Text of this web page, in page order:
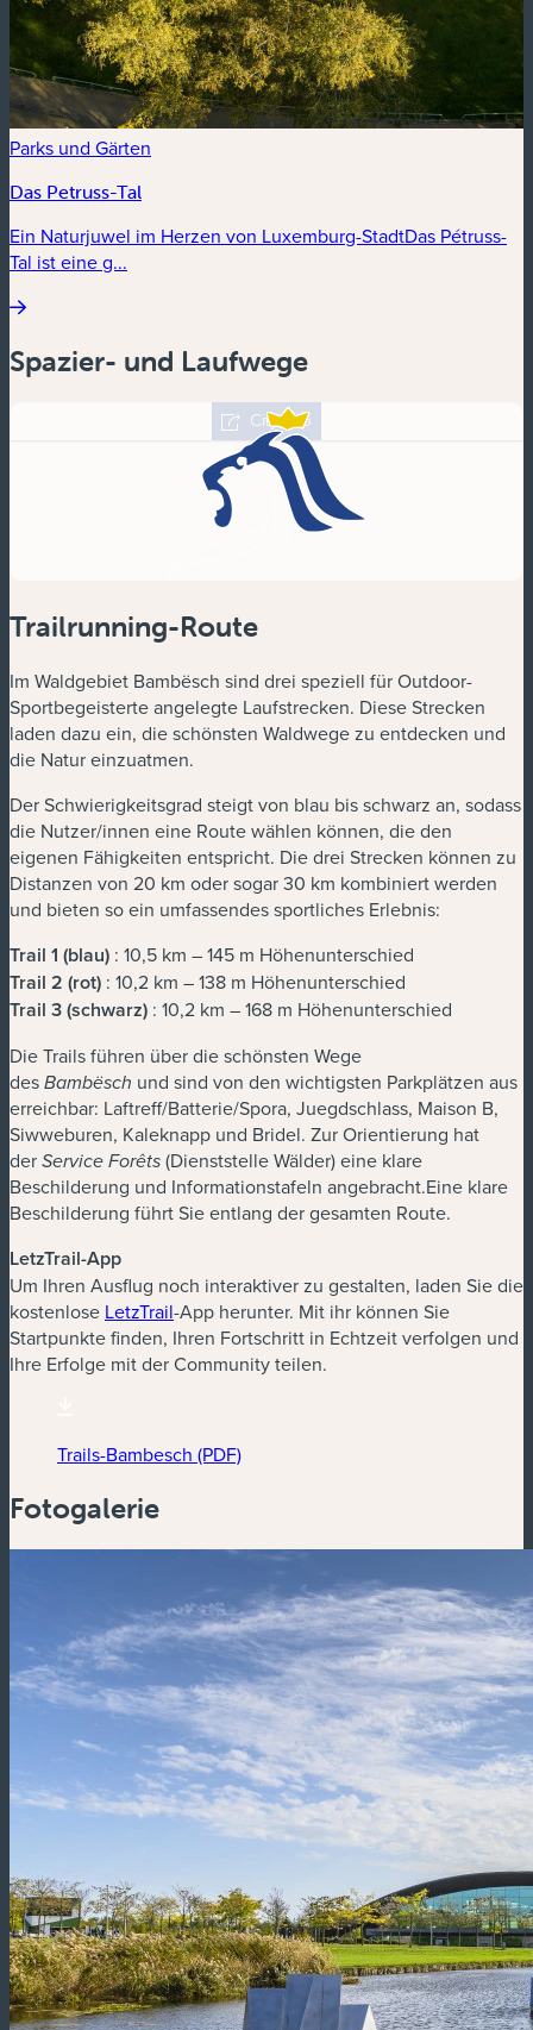
Parks und Gärten
Das Petruss-Tal
Ein Naturjuwel im Herzen von Luxemburg-StadtDas Pétruss-
Tal ist eine g...
Spazier- und Laufwege
Trailrunning-Route
Im Waldgebiet Bambësch sind drei speziell für Outdoor-
Sportbegeisterte angelegte Laufstrecken. Diese Strecken
laden dazu ein, die schönsten Waldwege zu entdecken und
die Natur einzuatmen.
Der Schwierigkeitsgrad steigt von blau bis schwarz an, sodass
die Nutzer/innen eine Route wählen können, die den
eigenen Fähigkeiten entspricht. Die drei Strecken können zu
Distanzen von 20 km oder sogar 30 km kombiniert werden
und bieten so ein umfassendes sportliches Erlebnis:
Trail 1 (blau) : 10,5 km – 145 m Höhenunterschied
Trail 2 (rot) : 10,2 km – 138 m Höhenunterschied
Trail 3 (schwarz) : 10,2 km – 168 m Höhenunterschied
Die Trails führen über die schönsten Wege
des Bambësch und sind von den wichtigsten Parkplätzen aus
erreichbar: Laftreff/Batterie/Spora, Juegdschlass, Maison B,
Siwweburen, Kaleknapp und Bridel. Zur Orientierung hat
der Service Forêts (Dienststelle Wälder) eine klare
Beschilderung und Informationstafeln angebracht.Eine klare
Beschilderung führt Sie entlang der gesamten Route.
LetzTrail-App
Um Ihren Ausflug noch interaktiver zu gestalten, laden Sie die
kostenlose LetzTrail(neues Fenster)
-App herunter. Mit ihr können Sie
Startpunkte finden, Ihren Fortschritt in Echtzeit verfolgen und
Ihre Erfolge mit der Community teilen.
Trails-Bambesch (PDF)
(neues Fenster)
Fotogalerie